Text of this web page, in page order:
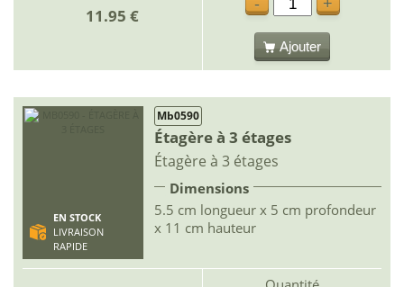
11.95 €
Ajouter
EN STOCK
LIVRAISON
RAPIDE
Mb0590
Étagère à 3 étages
Étagère à 3 étages
Dimensions
5.5 cm longueur x 5 cm profondeur
x 11 cm hauteur